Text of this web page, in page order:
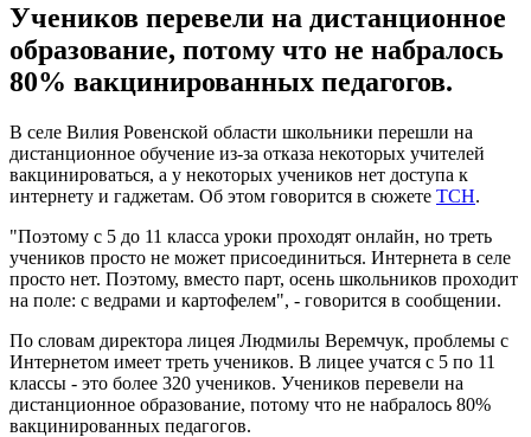
Учеников перевели на дистанционное
образование, потому что не набралось
80% вакцинированных педагогов.
В селе Вилия Ровенской области школьники перешли на
дистанционное обучение из-за отказа некоторых учителей
вакцинироваться, а у некоторых учеников нет доступа к
интернету и гаджетам. Об этом говорится в сюжете ТСН.
"Поэтому с 5 до 11 класса уроки проходят онлайн, но треть
учеников просто не может присоединиться. Интернета в селе
просто нет. Поэтому, вместо парт, осень школьников проходит
на поле: с ведрами и картофелем", - говорится в сообщении.
По словам директора лицея Людмилы Веремчук, проблемы с
Интернетом имеет треть учеников. В лицее учатся с 5 по 11
классы - это более 320 учеников. Учеников перевели на
дистанционное образование, потому что не набралось 80%
вакцинированных педагогов.